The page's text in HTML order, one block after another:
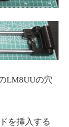
LM8UUの穴
を挿入する